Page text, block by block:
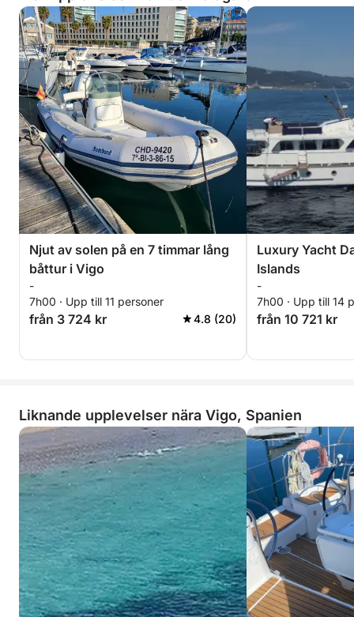
Njut av solen på en 7 timmar lång
båttur i Vigo
-
7h00 · Upp till 11 personer
från 3 724 kr 4.8 (20)
Luxury Yacht
Islands
-
7h00 · Upp till 14
från 10 721 kr
Liknande upplevelser nära Vigo, Spanien